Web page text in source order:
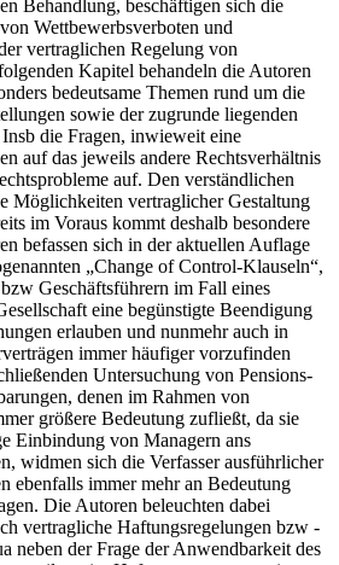
Behandlung, beschäftigen sich die
Wettbewerbsverboten und
vertraglichen Regelung von
Kapitel behandeln die Autoren
bedeutsame Themen rund um die
sowie der zugrunde liegenden
die Fragen, inwieweit eine
auf das jeweils andere Rechtsverhältnis
auf. Den verständlichen
Möglichkeiten vertraglicher Gestaltung
im Voraus kommt deshalb besondere
befassen sich in der aktuellen Auflage
„Change of Control-Klauseln“,
Geschäftsführern im Fall eines
eine begünstigte Beendigung
erlauben und nunmehr auch in
immer häufiger vorzufinden
Untersuchung von Pensions-
denen im Rahmen von
größere Bedeutung zufließt, da sie
Einbindung von Managern ans
widmen sich die Verfasser ausführlicher
ebenfalls immer mehr an Bedeutung
Die Autoren beleuchten dabei
vertragliche Haftungsregelungen bzw -
neben der Frage der Anwendbarkeit des